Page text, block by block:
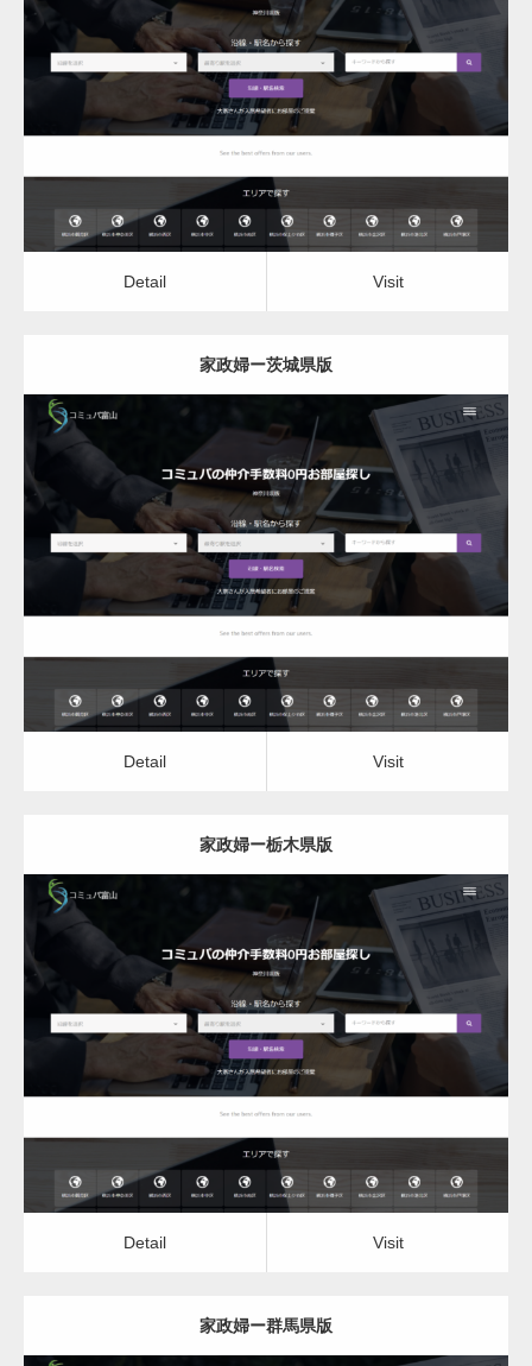
更新日： 2022.12.06
Detail Visit
Detail Visit
家政婦ー茨城県版
更新日： 2022.12.06
Detail Visit
Detail Visit
家政婦ー栃木県版
更新日： 2022.12.06
Detail Visit
Detail Visit
家政婦ー群馬県版